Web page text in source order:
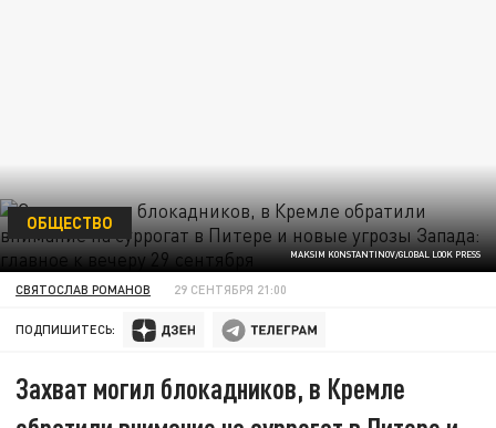
MAKSIM KONSTANTINOV/GLOBAL LOOK PRESS
ОБЩЕСТВО
СВЯТОСЛАВ РОМАНОВ 29 СЕНТЯБРЯ 21:00
ПОДПИШИТЕСЬ:
Захват могил блокадников, в Кремле